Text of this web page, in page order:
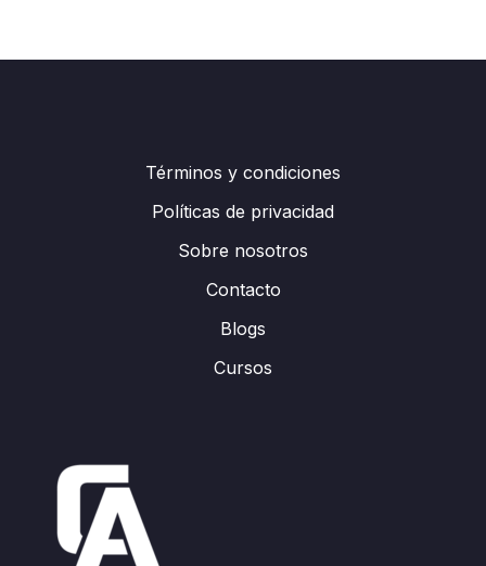
Términos y condiciones
Políticas de privacidad
Sobre nosotros
Contacto
Blogs
Cursos